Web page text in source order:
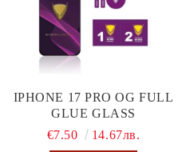
IPHONE 17 PRO OG FULL
GLUE GLASS
€7.50
14.67лв.